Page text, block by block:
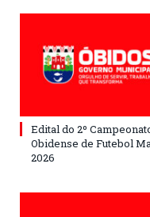
Edital do 2º
Obidense de Futebol
2026